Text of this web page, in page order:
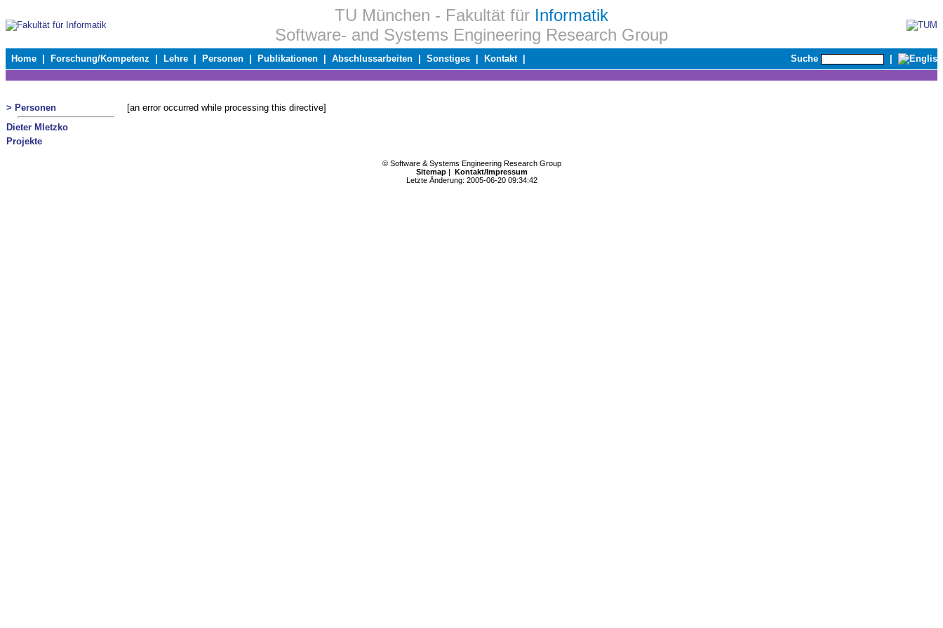
TU München - Fakultät für Informatik
Software- and Systems Engineering Research Group
Home Forschung/Kompetenz Lehre Personen Publikationen Abschlussarbeiten Sonstiges Kontakt| Suche
> Personen
Dieter Mletzko
Projekte
[an error occurred while processing this directive]
© Software & Systems Engineering Research Group
Sitemap| Kontakt/Impressum
Letzte Änderung: 2005-06-20 09:34:42